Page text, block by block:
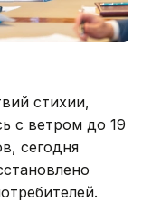
стихии,
с ветром до 19
сегодня